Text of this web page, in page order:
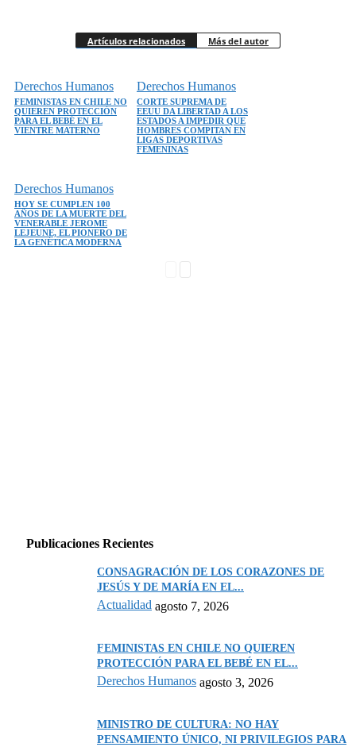
Artículos relacionados Más del autor
Derechos Humanos
FEMINISTAS EN CHILE NO
QUIEREN PROTECCIÓN
PARA EL BEBÉ EN EL
VIENTRE MATERNO
Derechos Humanos
CORTE SUPREMA DE
EEUU DA LIBERTAD A LOS
ESTADOS A IMPEDIR QUE
HOMBRES COMPITAN EN
LIGAS DEPORTIVAS
FEMENINAS
Derechos Humanos
HOY SE CUMPLEN 100
AÑOS DE LA MUERTE DEL
VENERABLE JEROME
LEJEUNE, EL PIONERO DE
LA GENÉTICA MODERNA
Publicaciones Recientes
CONSAGRACIÓN DE LOS CORAZONES DE
JESÚS Y DE MARÍA EN EL...
Actualidad agosto 7, 2026
FEMINISTAS EN CHILE NO QUIEREN
PROTECCIÓN PARA EL BEBÉ EN EL...
Derechos Humanos agosto 3, 2026
MINISTRO DE CULTURA: NO HAY
PENSAMIENTO ÚNICO, NI PRIVILEGIOS PARA